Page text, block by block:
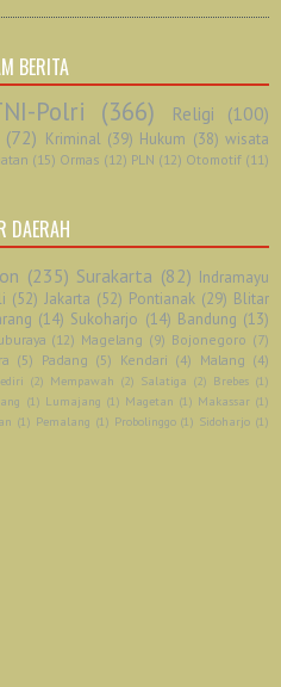
BERITA
Polri (366) Religi
(100)
(72) Kriminal (39) Hukum (38) wisata
(15) Ormas (12) PLN (12) Otomotif (11)
DAERAH
(235) Surakarta (82) Indramayu
(52) Jakarta (52) Pontianak (29) Blitar
(14) Sukoharjo (14) Bandung (13)
(12) Magelang (9) Bojonegoro (7)
(5) Padang (5) Kendari (4) Malang (4)
(2) Mempawah (2) Salatiga (2) Brebes (1)
(1) Lumajang (1) Magetan (1) Makassar (1)
(1) Pemalang (1) Probolinggo (1) Sidoharjo (1)